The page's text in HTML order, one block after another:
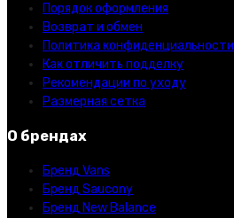
Порядок оформления
Возврат и обмен
Политика конфиденциальности
Как отличить подделку
Рекомендации по уходу
Размерная сетка
О брендах
Бренд Vans
Бренд Saucony
Бренд New Balance